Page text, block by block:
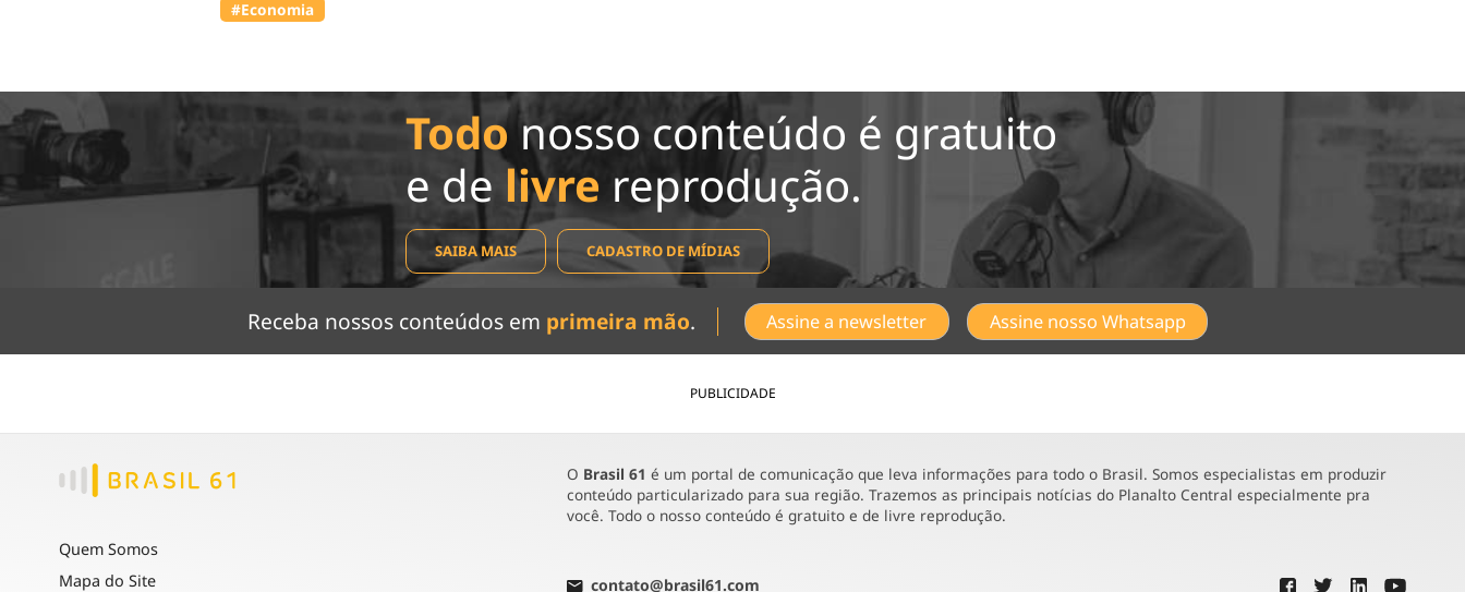
#Economia
Todonosso conteúdo é gratuito
e de livre reprodução.
SAIBA MAIS CADASTRO DE MÍDIAS
Receba nossos conteúdos em primeira mão. Assine a newsletter Assine nosso Whatsapp
PUBLICIDADE
Quem Somos
Mapa do Site
O Brasil 61 é um portal de comunicação que leva informações para todo o Brasil. Somos especialistas em produzir
conteúdo particularizado para sua região. Trazemos as principais notícias do Planalto Central especialmente pra
você. Todo o nosso conteúdo é gratuito e de livre reprodução.
contato@brasil61.com